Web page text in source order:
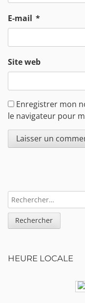
E-mail *
Site web
Enregistrer mon
le navigateur pour
Sidebar
RECHERCHER :
HEURE LOCALE